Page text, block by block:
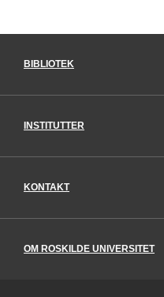
BIBLIOTEK
INSTITUTTER
KONTAKT
OM ROSKILDE UNIVERSITET